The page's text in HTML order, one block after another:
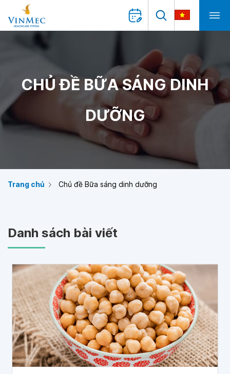
CHỦ ĐỀ BỮA SÁNG DINH
DƯỠNG
Trang chủ Chủ đề Bữa sáng dinh dưỡng
Danh sách bài viết